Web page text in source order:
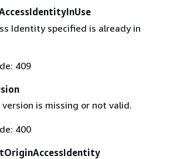
Identity specified is already in
409
version is missing or not valid.
400